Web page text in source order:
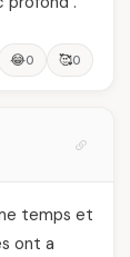
😂0 🥰0
temps et
ont a